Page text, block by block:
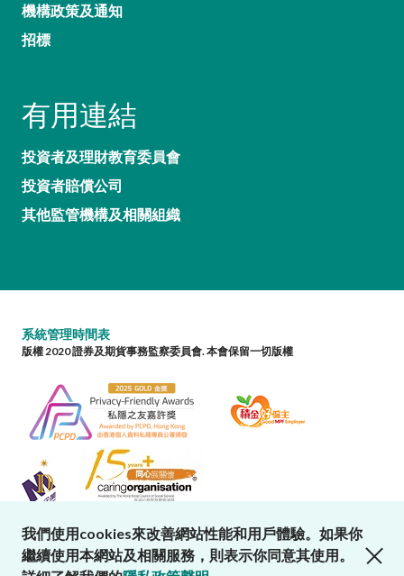
機構政策及通知
招標
有用連結
投資者及理財教育委員會
投資者賠償公司
其他監管機構及相關組織
系統管理時間表
版權 2020 證券及期貨事務監察委員會. 本會保留一切版權
我們使用cookies來改善網站性能和用戶體驗。如果你
繼續使用本網站及相關服務，則表示你同意其使用。
close cookies alert